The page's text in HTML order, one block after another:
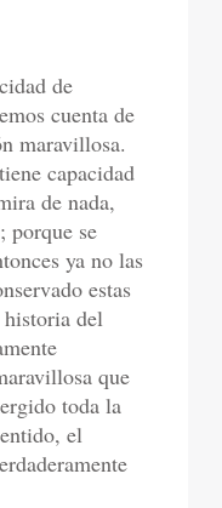
de
cuenta de
maravillosa.
capacidad
de nada,
porque se
ya no las
estas
historia del
que
toda la
el